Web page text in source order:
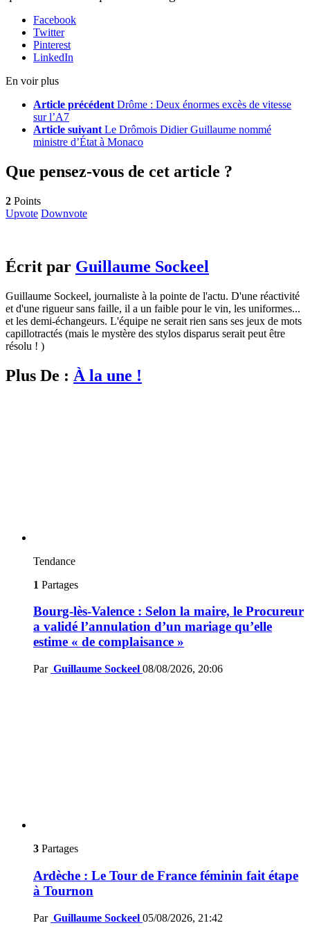
Facebook
Twitter
Pinterest
LinkedIn
En voir plus
Article précédent Drôme : Deux énormes excès de vitesse
sur l’A7
Article suivant Le Drômois Didier Guillaume nommé
ministre d’État à Monaco
Que pensez-vous de cet article ?
2 Points
Upvote Downvote
Écrit par Guillaume Sockeel
Guillaume Sockeel, journaliste à la pointe de l'actu. D'une réactivité
et d'une rigueur sans faille, il a un faible pour le vin, les uniformes...
et les demi-échangeurs. L'équipe ne serait rien sans ses jeux de mots
capillotractés (mais le mystère des stylos disparus serait peut être
résolu ! )
Plus De : À la une !
Tendance
1 Partages
Bourg-lès-Valence : Selon la maire, le Procureur
a validé l’annulation d’un mariage qu’elle
estime « de complaisance »
Par Guillaume Sockeel 08/08/2026, 20:06
3 Partages
Ardèche : Le Tour de France féminin fait étape
à Tournon
Par Guillaume Sockeel 05/08/2026, 21:42